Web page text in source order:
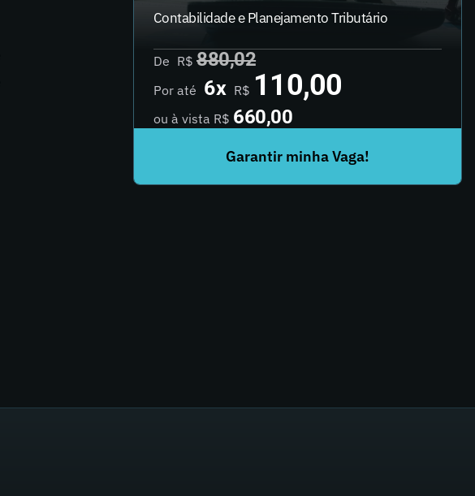
Contabilidade e Planejamento Tributário
De R$ 880,02
Por até 6x R$ 110,00
ou à vista R$ 660,00
Garantir minha Vaga!